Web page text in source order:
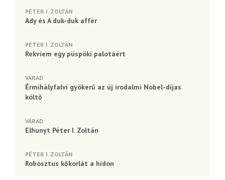
PÉTER I. ZOLTÁN
Ady és A duk-duk affér
PÉTER I. ZOLTÁN
Rekviem egy püspöki palotáért
VÁRAD
Érmihályfalvi gyökerű az új irodalmi Nobel-díjas
költő
VÁRAD
Elhunyt Péter I. Zoltán
PÉTER I. ZOLTÁN
Robosztus kőkorlát a hídon